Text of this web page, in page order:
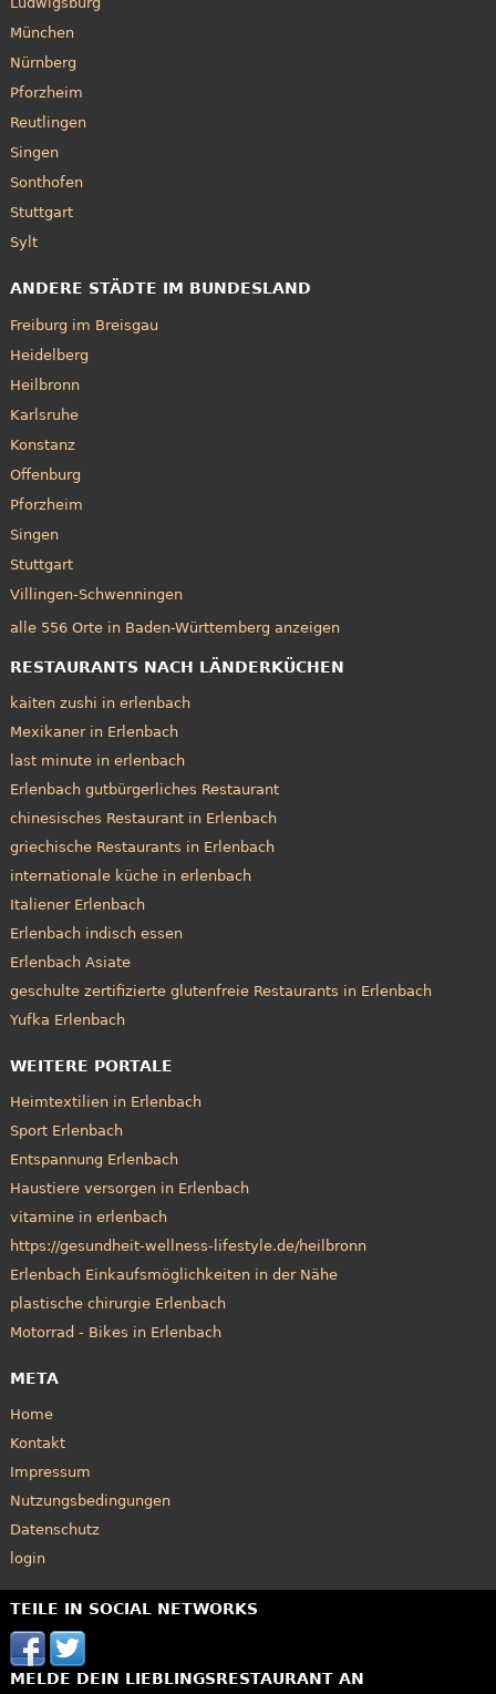
München
Nürnberg
Pforzheim
Reutlingen
Singen
Sonthofen
Stuttgart
Sylt
ANDERE STÄDTE IM BUNDESLAND
Freiburg im Breisgau
Heidelberg
Heilbronn
Karlsruhe
Konstanz
Offenburg
Pforzheim
Singen
Stuttgart
Villingen-Schwenningen
alle 556 Orte in Baden-Württemberg anzeigen
RESTAURANTS NACH LÄNDERKÜCHEN
kaiten zushi in erlenbach
Mexikaner in Erlenbach
last minute in erlenbach
Erlenbach gutbürgerliches Restaurant
chinesisches Restaurant in Erlenbach
griechische Restaurants in Erlenbach
internationale küche in erlenbach
Italiener Erlenbach
Erlenbach indisch essen
Erlenbach Asiate
geschulte zertifizierte glutenfreie Restaurants in Erlenbach
Yufka Erlenbach
WEITERE PORTALE
Heimtextilien in Erlenbach
Sport Erlenbach
Entspannung Erlenbach
Haustiere versorgen in Erlenbach
vitamine in erlenbach
https://gesundheit-wellness-lifestyle.de/heilbronn
Erlenbach Einkaufsmöglichkeiten in der Nähe
plastische chirurgie Erlenbach
Motorrad - Bikes in Erlenbach
META
Home
Kontakt
Impressum
Nutzungsbedingungen
Datenschutz
login
TEILE IN SOCIAL NETWORKS
MELDE DEIN LIEBLINGSRESTAURANT AN